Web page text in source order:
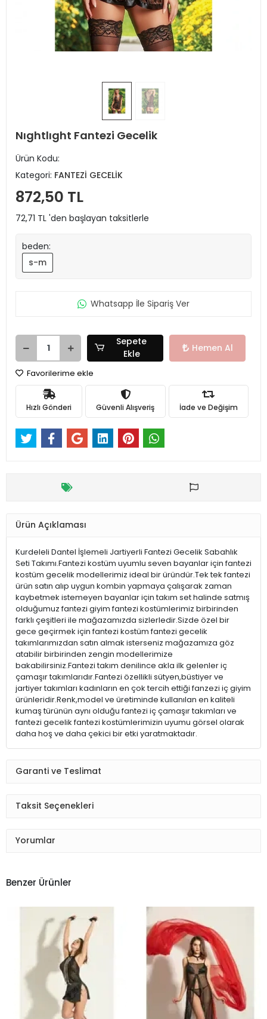
Nıghtlıght Fantezi Gecelik
Ürün Kodu:
Kategori: FANTEZİ GECELİK
872,50 TL
72,71 TL 'den başlayan taksitlerle
beden:
s-m
Whatsapp İle Sipariş Ver
Sepete
Ekle
Hemen Al
Favorilerime ekle
Hızlı Gönderi Güvenli Alışveriş İade ve Değişim
Ürün Açıklaması
Kurdeleli Dantel İşlemeli Jartiyerli Fantezi Gecelik Sabahlık
Seti Takımı.Fantezi kostüm uyumlu seven bayanlar için fantezi
kostüm gecelik modellerimiz ideal bir üründür.Tek tek fantezi
ürün satın alıp uygun kombin yapmaya çalışarak zaman
kaybetmek istemeyen bayanlar için takım set halinde satmış
olduğumuz fantezi giyim fantezi kostümlerimiz birbirinden
farklı çeşitleri ile mağazamızda sizlerledir.Sizde özel bir
gece geçirmek için fantezi kostüm fantezi gecelik
takımlarımızdan satın almak isterseniz mağazamıza göz
atabilir birbirinden zengin modellerimize
bakabilirsiniz.Fantezi takım denilince akla ilk gelenler iç
çamaşır takımlarıdır.Fantezi özellikli sütyen,büstiyer ve
jartiyer takımları kadınların en çok tercih ettiği fanzezi iç giyim
ürünleridir.Renk,model ve üretiminde kullanılan en kaliteli
kumaş türünün aynı olduğu fantezi iç çamaşır takımları ve
fantezi gecelik fantezi kostümlerimizin uyumu görsel olarak
daha hoş ve daha çekici bir etki yaratmaktadır.
Garanti ve Teslimat
Taksit Seçenekleri
Yorumlar
Benzer Ürünler